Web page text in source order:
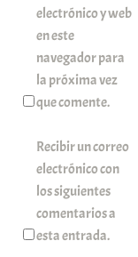
electrónico y web
en este
navegador para
la próxima vez
que comente.
Recibir un correo
electrónico con
los siguientes
comentarios a
esta entrada.